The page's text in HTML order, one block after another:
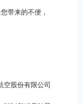
带来的不便，
空股份有限公司